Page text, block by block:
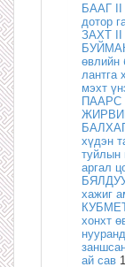
БААГ II
дотор
ЗАХТ II
өвлийн
лантга
мэхт
ПААРС
хүдэн
туйлын
аргал
хажиг
хонхт
ай сав